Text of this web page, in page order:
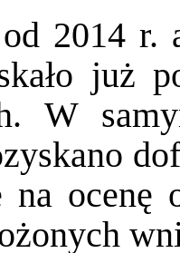
2014 r.
już
W
na